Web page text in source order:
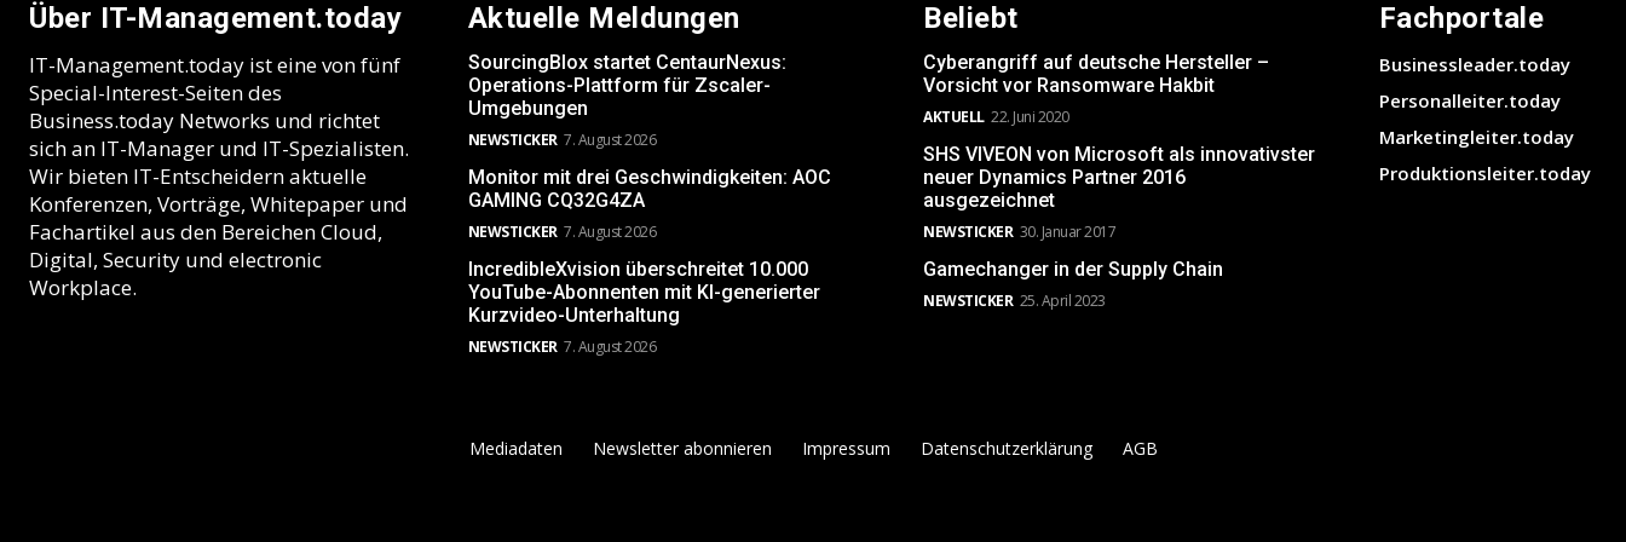
Über IT-Management.today
IT-Management.today ist eine von fünf
Special-Interest-Seiten des
Business.today Networks und richtet
sich an IT-Manager und IT-Spezialisten.
Wir bieten IT-Entscheidern aktuelle
Konferenzen, Vorträge, Whitepaper und
Fachartikel aus den Bereichen Cloud,
Digital, Security und electronic
Workplace.
Aktuelle Meldungen
SourcingBlox startet CentaurNexus:
Operations-Plattform für Zscaler-
Umgebungen
NEWSTICKER 7. August 2026
Monitor mit drei Geschwindigkeiten: AOC
GAMING CQ32G4ZA
NEWSTICKER 7. August 2026
IncredibleXvision überschreitet 10.000
YouTube-Abonnenten mit KI-generierter
Kurzvideo-Unterhaltung
NEWSTICKER 7. August 2026
Beliebt
Cyberangriff auf deutsche Hersteller –
Vorsicht vor Ransomware Hakbit
AKTUELL 22. Juni 2020
SHS VIVEON von Microsoft als innovativster
neuer Dynamics Partner 2016
ausgezeichnet
NEWSTICKER 30. Januar 2017
Gamechanger in der Supply Chain
NEWSTICKER 25. April 2023
Fachportale
Businessleader.today
Personalleiter.today
Marketingleiter.today
Produktionsleiter.today
Mediadaten Newsletter abonnieren Impressum Datenschutzerklärung AGB